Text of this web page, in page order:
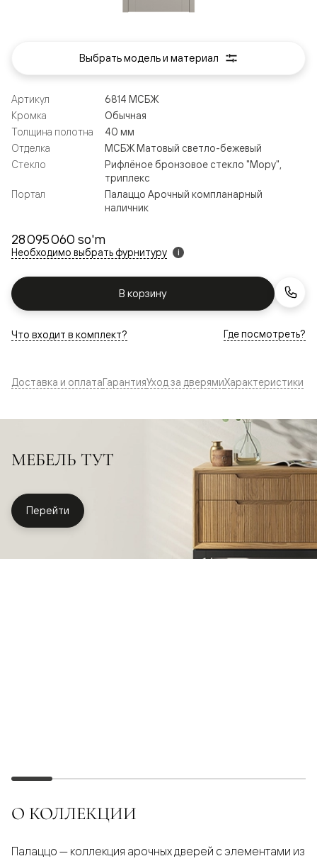
28 095 060 so'm
Необходимо выбрать фурнитуру i
В корзину
Артикул
6814 МСБЖ
Кромка
Обычная
Толщина полотна
40 мм
Отделка
МСБЖ Матовый светло-бежевый
Стекло
Рифлёное бронзовое стекло "Мору",
триплекс
Портал
Палаццо Арочный компланарный
наличник
Что входит в комплект? Где посмотреть?
Выбрать модель и материал
Доставка и оплатаГарантияУход за дверямиХарактеристики
МЕБЕЛЬ ТУТ
Перейти
О КОЛЛЕКЦИИ
Палаццо — коллекция арочных дверей с элементами из